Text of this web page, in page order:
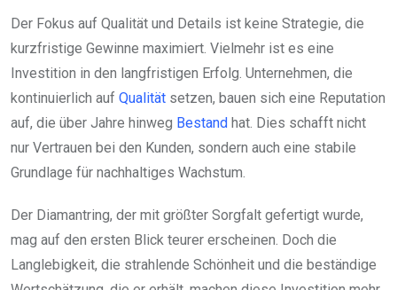
Der Fokus auf Qualität und Details ist keine Strategie, die
kurzfristige Gewinne maximiert. Vielmehr ist es eine
Investition in den langfristigen Erfolg. Unternehmen, die
kontinuierlich auf Qualität setzen, bauen sich eine Reputation
auf, die über Jahre hinweg Bestand hat. Dies schafft nicht
nur Vertrauen bei den Kunden, sondern auch eine stabile
Grundlage für nachhaltiges Wachstum.
Der Diamantring, der mit größter Sorgfalt gefertigt wurde,
mag auf den ersten Blick teurer erscheinen. Doch die
Langlebigkeit, die strahlende Schönheit und die beständige